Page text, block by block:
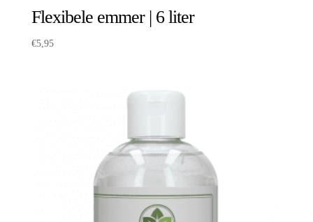
Flexibele emmer | 6 liter
€5,95